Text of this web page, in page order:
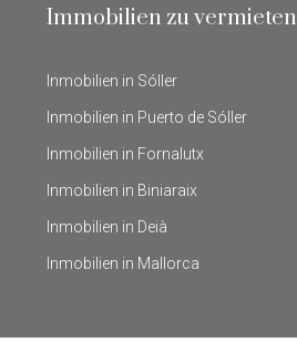
Immobilien zu vermieten
Inmobilien in Sóller
Inmobilien in Puerto de Sóller
Inmobilien in Fornalutx
Inmobilien in Biniaraix
Inmobilien in Deià
Inmobilien in Mallorca